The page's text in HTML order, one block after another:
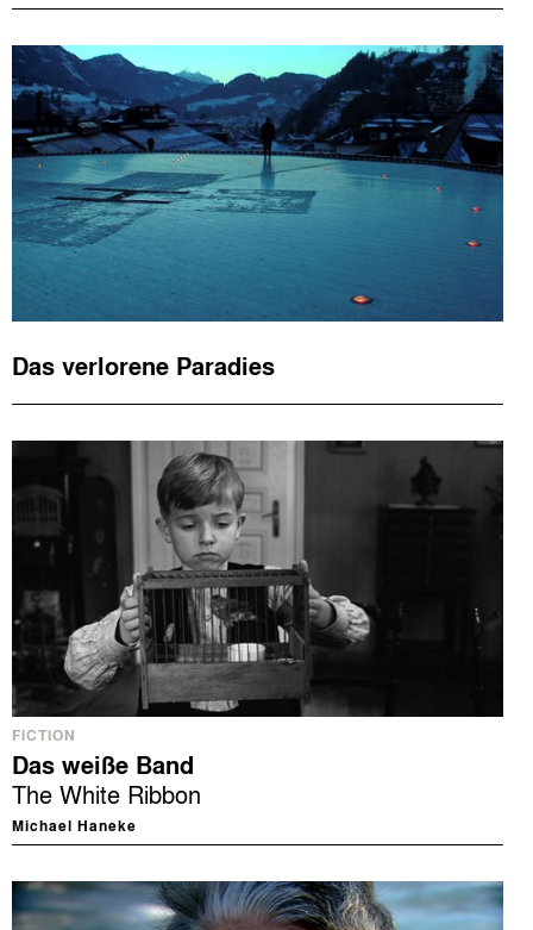
Das verlorene Paradies
FICTION
Das weiße Band
The White Ribbon
Michael Haneke